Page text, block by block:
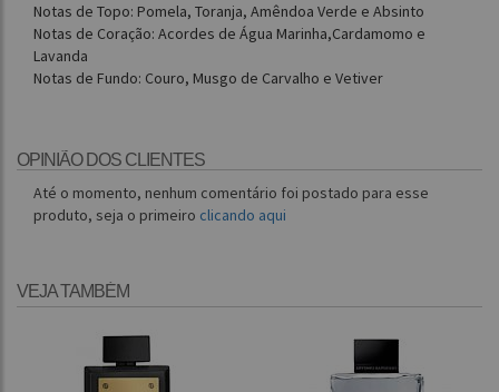
Notas de Topo: Pomela, Toranja, Amêndoa Verde e Absinto
Notas de Coração: Acordes de Água Marinha,Cardamomo e
Lavanda
Notas de Fundo: Couro, Musgo de Carvalho e Vetiver
OPINIÃO DOS CLIENTES
Até o momento, nenhum comentário foi postado para esse
produto, seja o primeiro clicando aqui
VEJA TAMBÉM